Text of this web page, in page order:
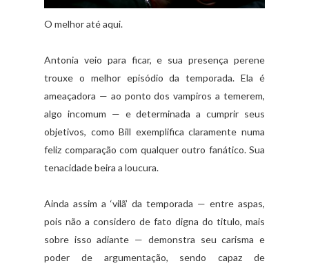
O melhor até aqui.
Antonia veio para ficar, e sua presença perene
trouxe o melhor episódio da temporada. Ela é
ameaçadora — ao ponto dos vampiros a temerem,
algo incomum — e determinada a cumprir seus
objetivos, como Bill exemplifica claramente numa
feliz comparação com qualquer outro fanático. Sua
tenacidade beira a loucura.
Ainda assim a ‘vilã’ da temporada — entre aspas,
pois não a considero de fato digna do titulo, mais
sobre isso adiante — demonstra seu carisma e
poder de argumentação, sendo capaz de